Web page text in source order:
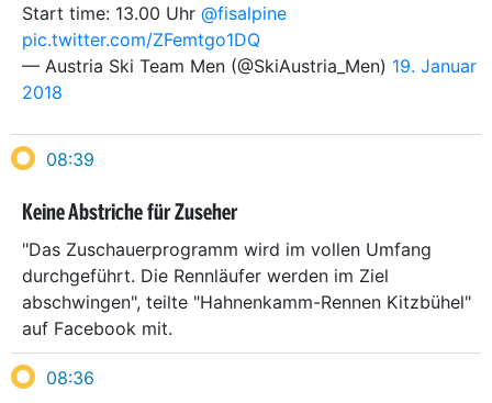
Start time: 13.00 Uhr @fisalpine
pic.twitter.com/ZFemtgo1DQ
— Austria Ski Team Men (@SkiAustria_Men) 19. Januar
2018
08:39
Keine Abstriche für Zuseher
"Das Zuschauerprogramm wird im vollen Umfang
durchgeführt. Die Rennläufer werden im Ziel
abschwingen", teilte "Hahnenkamm-Rennen Kitzbühel"
auf Facebook mit.
08:36